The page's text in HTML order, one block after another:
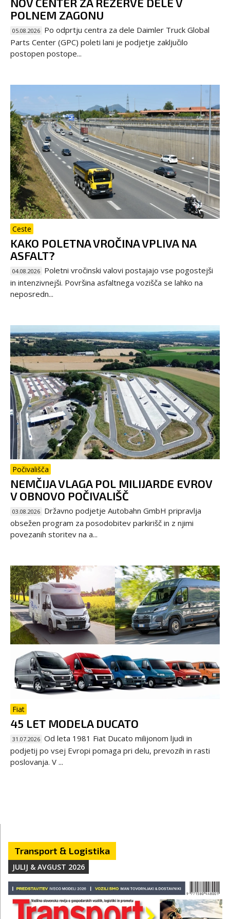
NOV CENTER ZA REZERVE DELE V
POLNEM ZAGONU
05.08.2026 Po odprtju centra za dele Daimler Truck Global
Parts Center (GPC) poleti lani je podjetje zaključilo
postopen postope...
Ceste
KAKO POLETNA VROČINA VPLIVA NA
ASFALT?
04.08.2026 Poletni vročinski valovi postajajo vse pogostejši
in intenzivnejši. Površina asfaltnega vozišča se lahko na
neposredn...
Počivališča
NEMČIJA VLAGA POL MILIJARDE EVROV
V OBNOVO POČIVALIŠČ
03.08.2026 Državno podjetje Autobahn GmbH pripravlja
obsežen program za posodobitev parkirišč in z njimi
povezanih storitev na a...
Fiat
45 LET MODELA DUCATO
31.07.2026 Od leta 1981 Fiat Ducato milijonom ljudi in
podjetij po vsej Evropi pomaga pri delu, prevozih in rasti
poslovanja. V ...
Transport & Logistika
JULIJ & AVGUST 2026